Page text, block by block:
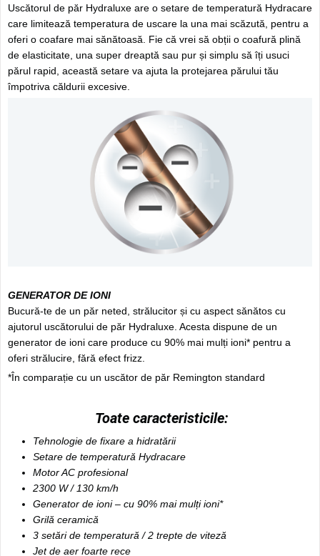
Uscătorul de păr Hydraluxe are o setare de temperatură Hydracare
care limitează temperatura de uscare la una mai scăzută, pentru a
oferi o coafare mai sănătoasă. Fie că vrei să obții o coafură plină
de elasticitate, una super dreaptă sau pur și simplu să îți usuci
părul rapid, această setare va ajuta la protejarea părului tău
împotriva căldurii excesive.
GENERATOR DE IONI
Bucură-te de un păr neted, strălucitor și cu aspect sănătos cu
ajutorul uscătorului de păr Hydraluxe. Acesta dispune de un
generator de ioni care produce cu 90% mai mulți ioni* pentru a
oferi strălucire, fără efect frizz.
*În comparație cu un uscător de păr Remington standard
Toate caracteristicile:
Tehnologie de fixare a hidratării
Setare de temperatură Hydracare
Motor AC profesional
2300 W / 130 km/h
Generator de ioni – cu 90% mai mulți ioni*
Grilă ceramică
3 setări de temperatură / 2 trepte de viteză
Jet de aer foarte rece